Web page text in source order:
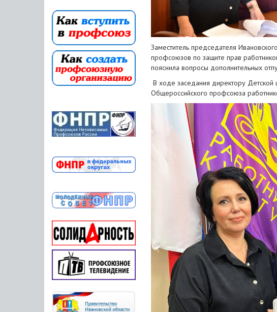
Заместитель председателя
профсоюзов по защите прав
пояснила вопросы дополнительных
В ходе заседания директору
Общероссийского профсоюза